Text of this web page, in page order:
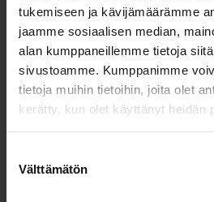
tukemiseen ja kävijämäärämme
jaamme sosiaalisen median,
alan kumppaneillemme tietoja
sivustoamme. Kumppanimme
tietoja muihin tietoihin, joita olet
kerätty, kun olet käyttänyt heidän
valinta
Välttämätön
"*" näyttää pakolliset